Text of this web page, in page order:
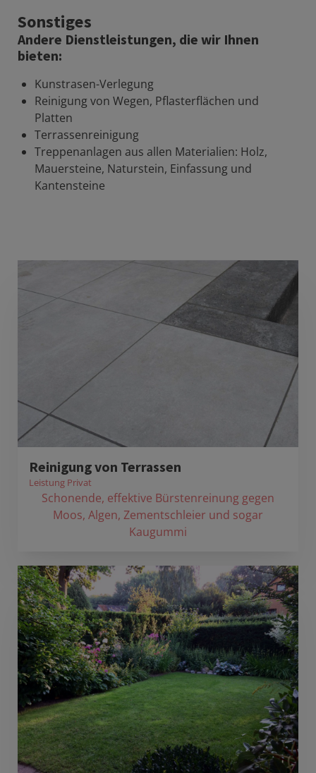
Sonstiges
Andere Dienstleistungen, die wir Ihnen
bieten:
Kunstrasen-Verlegung
Reinigung von Wegen, Pflasterflächen und
Platten
Terrassenreinigung
Treppenanlagen aus allen Materialien: Holz,
Mauersteine, Naturstein, Einfassung und
Kantensteine
Reinigung von Terrassen
Leistung Privat
Schonende, effektive Bürstenreinung gegen
Moos, Algen, Zementschleier und sogar
Kaugummi